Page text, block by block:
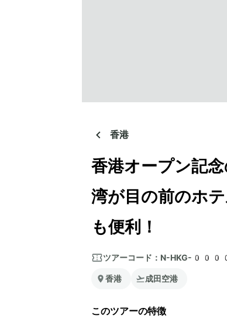
香港
香港オープン記
湾が目の前のホ
も便利！
ツアーコード： N-HKG-
香港 成田空港
このツアーの特徴